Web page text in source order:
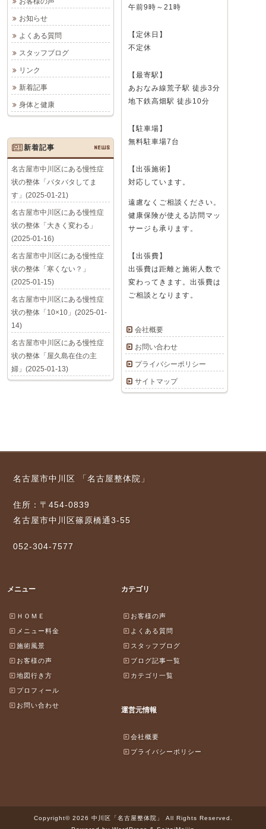
午前9時～21時
【定休日】
不定休
【最寄駅】
あおなみ線荒子駅 徒歩3分
地下鉄高畑駅 徒歩10分
【駐車場】
無料駐車場7台
【出張施術】
対応しています。
遠慮なくご相談ください。
健康保険が使える訪問マッ
サージも承ります。
【出張費】
出張費は距離と施術人数で
変わってきます。出張費は
ご相談となります。
会社概要
お問い合わせ
プライバシーポリシー
サイトマップ
お知らせ
よくある質問
スタッフブログ
リンク
新着記事
身体と健康
新着記事 NEWS
名古屋市中川区にある慢性症
状の整体「バタバタしてま
す」(2025-01-21)
名古屋市中川区にある慢性症
状の整体「大きく変わる」
(2025-01-16)
名古屋市中川区にある慢性症
状の整体「寒くない？」
(2025-01-15)
名古屋市中川区にある慢性症
状の整体「10×10」(2025-01-
14)
名古屋市中川区にある慢性症
状の整体「屋久島在住の主
婦」(2025-01-13)
名古屋市中川区 「名古屋整体院」
住所：〒454-0839
名古屋市中川区篠原橋通3-55
052-304-7577
メニュー
ＨＯＭＥ
メニュー料金
施術風景
お客様の声
地図行き方
プロフィール
お問い合わせ
カテゴリ
お客様の声
よくある質問
スタッフブログ
ブログ記事一覧
カテゴリ一覧
運営元情報
会社概要
プライバシーポリシー
Copyright© 2026 中川区「名古屋整体院」 All Rights Reserved.